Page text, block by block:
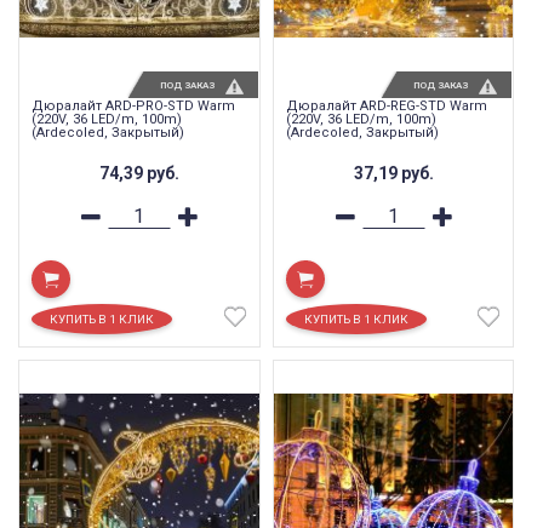
Дюралайт ARD-PRO-STD Warm
(220V, 36 LED/m, 100m)
(Ardecoled, Закрытый)
74,39 руб.
ПОД ЗАКАЗ
Дюралайт ARD-REG-STD Warm
(220V, 36 LED/m, 100m)
(Ardecoled, Закрытый)
37,19 руб.
ПОД ЗАКАЗ